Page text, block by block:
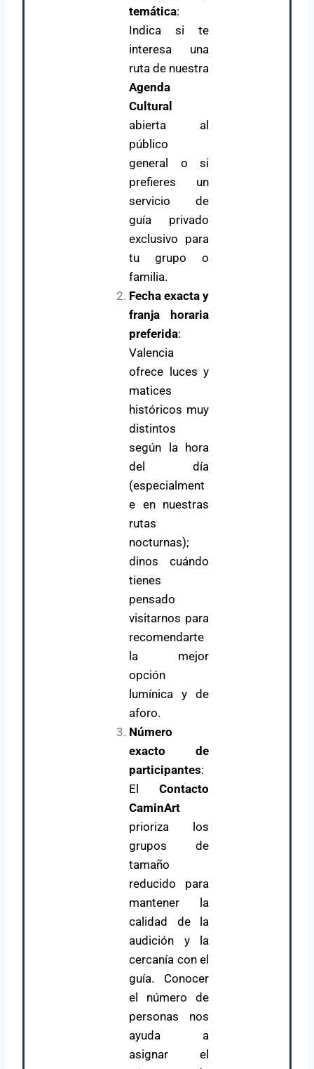
temática:
Indica si te
interesa una
ruta de nuestra
Agenda
Cultural
abierta al
público
general o si
prefieres un
servicio de
guía privado
exclusivo para
tu grupo o
familia.
Fecha exacta y
franja horaria
preferida:
Valencia
ofrece luces y
matices
históricos muy
distintos
según la hora
del día
(especialment
e en nuestras
rutas
nocturnas);
dinos cuándo
tienes
pensado
visitarnos para
recomendarte
la mejor
opción
lumínica y de
aforo.
Número
exacto de
participantes:
El Contacto
CaminArt
prioriza los
grupos de
tamaño
reducido para
mantener la
calidad de la
audición y la
cercanía con el
guía. Conocer
el número de
personas nos
ayuda a
asignar el